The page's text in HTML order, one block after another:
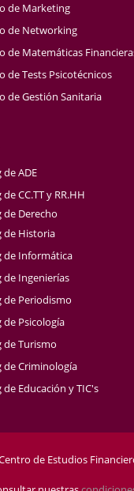
de Marketing
de Networking
de Matemáticas
de Tests Psicotécnicos
de Gestión Sanitaria
de ADE
de CC.TT y RR.HH
de Derecho
de Historia
de Informática
de Ingenierías
de Periodismo
de Psicología
de Turismo
de Criminología
de Educación y TIC's
de Estudios